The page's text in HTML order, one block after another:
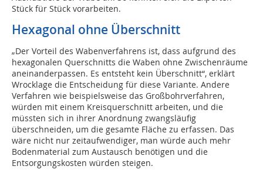
Stück für Stück vorarbeiten.
Hexagonal ohne Überschnitt
„Der Vorteil des Wabenverfahrens ist, dass aufgrund des
hexagonalen Querschnitts die Waben ohne Zwischenräume
aneinanderpassen. Es entsteht kein Überschnitt“, erklärt
Wrocklage die Entscheidung für diese Variante. Andere
Verfahren wie beispielsweise das Großbohrverfahren,
würden mit einem Kreisquerschnitt arbeiten, und die
müssten sich in ihrer Anordnung zwangsläufig
überschneiden, um die gesamte Fläche zu erfassen. Das
wäre nicht nur zeitaufwendiger, man würde auch mehr
Bodenmaterial zum Austausch benötigen und die
Entsorgungskosten würden steigen.